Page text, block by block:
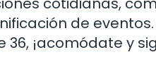
de
36, ¡acomódate y